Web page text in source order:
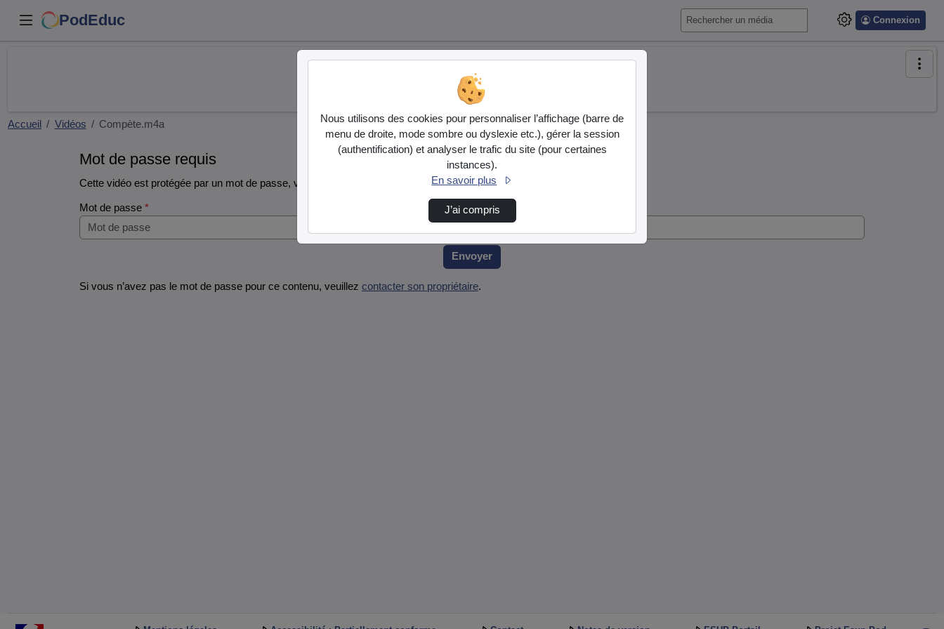
PodEduc Connexion
Accueil Vidéos Compète.m4a
Mot de passe requis
Cette vidéo est protégée par un mot de passe, veuillez le fournir et cliquez sur envoyer.
Mot de passe *
Envoyer
Si vous n’avez pas le mot de passe pour ce contenu, veuillez contacter son propriétaire.
Nous utilisons des cookies pour personnaliser l’affichage (barre de
menu de droite, mode sombre ou dyslexie etc.), gérer la session
(authentification) et analyser le trafic du site (pour certaines
instances).
En savoir plus
J’ai compris